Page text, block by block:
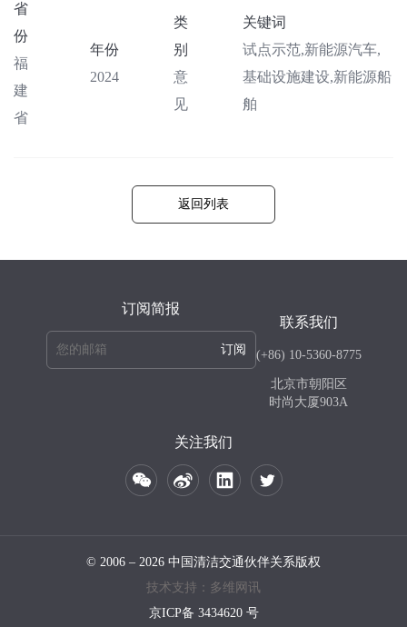
省
份
福
建
省
年份
2024
类
别
意
见
关键词
试点示范,新能源汽车,
基础设施建设,新能源船
舶
返回列表
订阅简报
订阅
联系我们
(+86) 10-5360-8775
北京市朝阳区
时尚大厦903A
关注我们
© 2006 – 2026 中国清洁交通伙伴关系版权
技术支持：多维网讯
京ICP备 3434620 号